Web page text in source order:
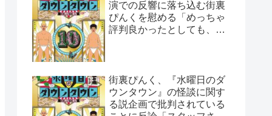
演での反響に落ち込む街裏
ぴんくを慰める「めっちゃ
評判良かったとしても、や
街裏ぴんく、『水曜日のダ
ウンタウン』の怪談に関す
る説企画で批判されている